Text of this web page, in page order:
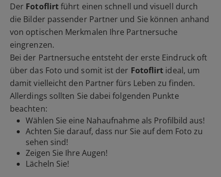
Der Fotoflirtführt einen schnell und visuell durch
die Bilder passender Partner und Sie können anhand
von optischen Merkmalen Ihre Partnersuche
eingrenzen.
Bei der Partnersuche entsteht der erste Eindruck oft
über das Foto und somit ist der Fotoflirt ideal, um
damit vielleicht den Partner fürs Leben zu finden.
Allerdings sollten Sie dabei folgenden Punkte
beachten:
Wählen Sie eine Nahaufnahme als Profilbild aus!
Achten Sie darauf, dass nur Sie auf dem Foto zu
sehen sind!
Zeigen Sie Ihre Augen!
Lächeln Sie!